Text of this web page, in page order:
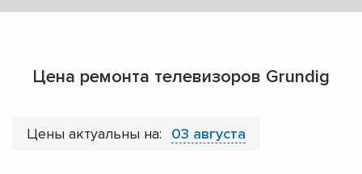
Цена ремонта телевизоров Grundig
Цены актуальны на: 03 августа